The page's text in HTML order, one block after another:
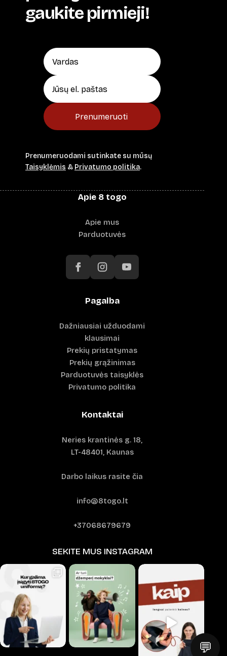
gaukite pirmieji!
Prenumeruoti
Prenumeruodami sutinkate su mūsų
Taisyklėmis & Privatumo politika.
Apie 8 togo
Apie mus
Parduotuvės
Pagalba
Dažniausiai užduodami
klausimai
Prekių pristatymas
Prekių grąžinimas
Parduotuvės taisyklės
Privatumo politika
Kontaktai
Neries krantinės g. 18,
LT-48401, Kaunas
Darbo laikus rasite čia
info@8togo.lt
+37068679679
SEKITE MUS INSTAGRAM
💬